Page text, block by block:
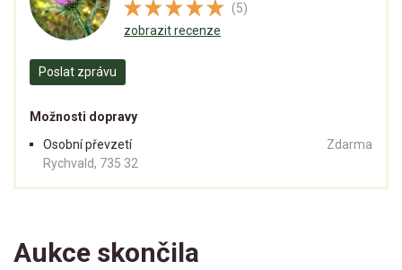
(5)
zobrazit recenze
Poslat zprávu
Možnosti dopravy
Osobní převzetí
Rychvald, 735 32
Zdarma
Aukce skončila